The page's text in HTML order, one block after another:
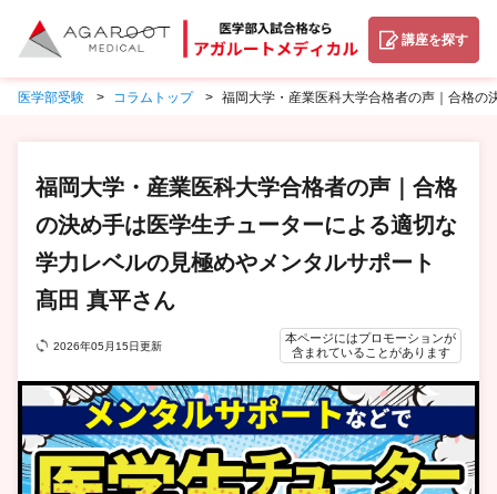
講座を探す
医学部受験 コラムトップ 福岡大学・産業医科大学合格者の声｜合格の
福岡大学・産業医科大学合格者の声｜合格
の決め手は医学生チューターによる適切な
学力レベルの見極めやメンタルサポート
髙田 真平さん
2026年05月15日更新
本ページにはプロモーションが
含まれていることがあります